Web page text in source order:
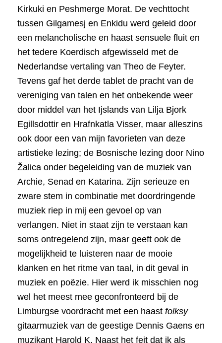
Kirkuki en Peshmerge Morat. De vechttocht
tussen Gilgamesj en Enkidu werd geleid door
een melancholische en haast sensuele fluit en
het tedere Koerdisch afgewisseld met de
Nederlandse vertaling van Theo de Feyter.
Tevens gaf het derde tablet de pracht van de
vereniging van talen en het onbekende weer
door middel van het Ijslands van Lilja Bjork
Egillsdottir en Hrafnkatla Visser, maar alleszins
ook door een van mijn favorieten van deze
artistieke lezing; de Bosnische lezing door Nino
Žalica onder begeleiding van de muziek van
Archie, Senad en Katarina. Zijn serieuze en
zware stem in combinatie met doordringende
muziek riep in mij een gevoel op van
verlangen. Niet in staat zijn te verstaan kan
soms ontregelend zijn, maar geeft ook de
mogelijkheid te luisteren naar de mooie
klanken en het ritme van taal, in dit geval in
muziek en poëzie. Hier werd ik misschien nog
wel het meest mee geconfronteerd bij de
Limburgse voordracht met een haast folksy
gitaarmuziek van de geestige Dennis Gaens en
muzikant Harold K. Naast het feit dat ik als